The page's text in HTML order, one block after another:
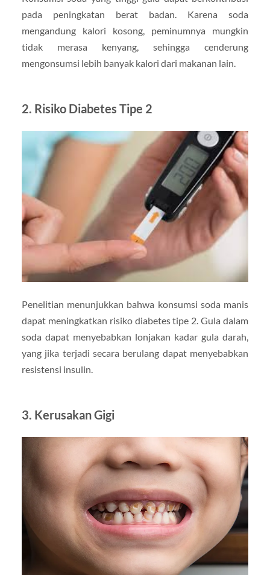
pada peningkatan berat badan. Karena soda
mengandung kalori kosong, peminumnya mungkin
tidak merasa kenyang, sehingga cenderung
mengonsumsi lebih banyak kalori dari makanan lain.
2. Risiko Diabetes Tipe 2
Penelitian menunjukkan bahwa konsumsi soda manis
dapat meningkatkan risiko diabetes tipe 2. Gula dalam
soda dapat menyebabkan lonjakan kadar gula darah,
yang jika terjadi secara berulang dapat menyebabkan
resistensi insulin.
3. Kerusakan Gigi